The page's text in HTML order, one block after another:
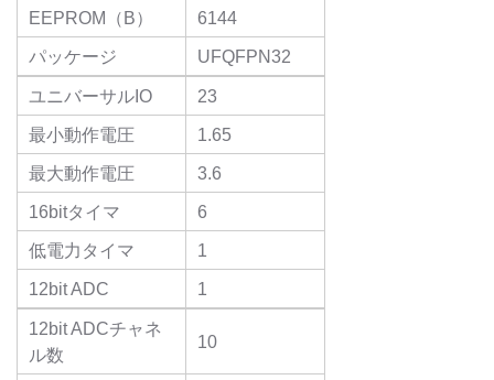
EEPROM（B）
6144
パッケージ
UFQFPN32
ユニバーサルIO
23
最小動作電圧
1.65
最大動作電圧
3.6
16bitタイマ
6
低電力タイマ
1
12bit ADC
1
12bit ADCチャネ
ル数
10